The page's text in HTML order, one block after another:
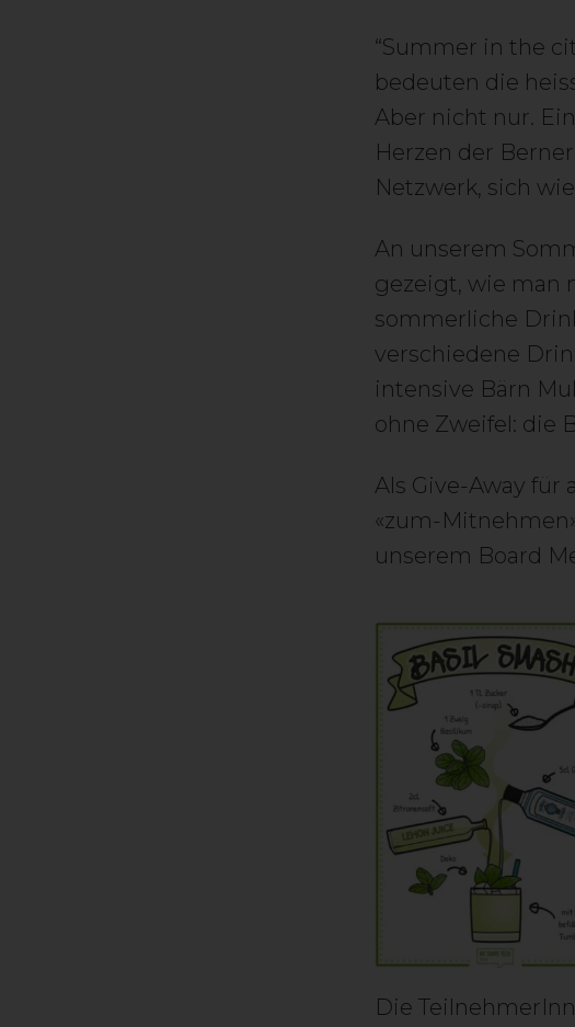
“Summer in the
bedeuten die
Aber nicht nur.
Herzen der
Netzwerk, sich
An unserem
gezeigt, wie man
sommerliche
verschiedene
intensive Bärn
ohne Zweifel: die
Als Give-Away für
«zum-
unserem Board
Die